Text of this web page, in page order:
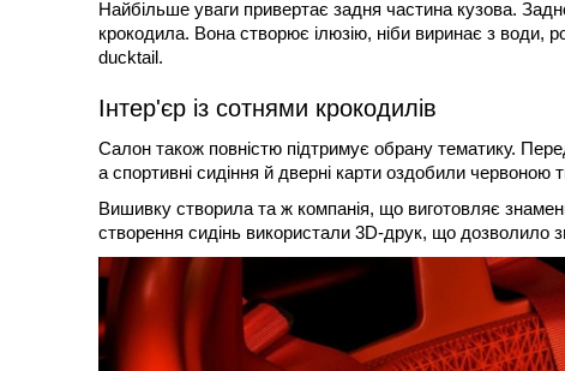
Найбільше уваги привертає задня частина кузова.
крокодила. Вона створює ілюзію, ніби виринає з води,
ducktail.
Інтер'єр із сотнями крокодилів
Салон також повністю підтримує обрану тематику.
а спортивні сидіння й дверні карти оздобили
Вишивку створила та ж компанія, що виготовляє
створення сидінь використали 3D-друк, що дозволило